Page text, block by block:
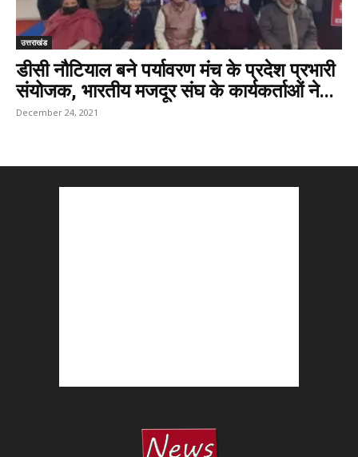
उत्तराखंड
डीसी नौटियाल बने पर्यावरण मंच के प्रदेश प्रभारी
संयोजक, भारतीय मजदूर संघ के कार्यकर्ताओं ने...
December 24, 2021